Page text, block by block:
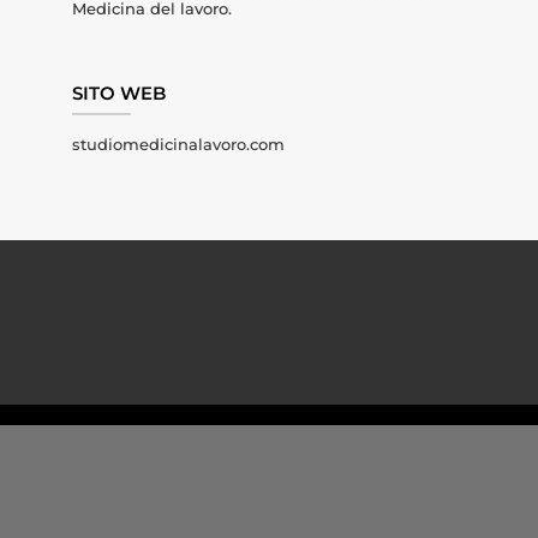
Medicina del lavoro.
SITO WEB
studiomedicinalavoro.com